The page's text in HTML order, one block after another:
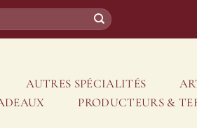
AUTRES SPÉCIALITÉS
PRODUCTEURS &